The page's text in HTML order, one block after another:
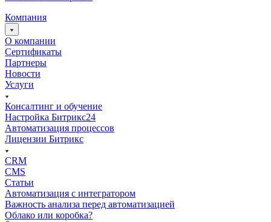
Компания
О компании
Сертификаты
Партнеры
Новости
Услуги
Консалтинг и обучение
Настройка Битрикс24
Автоматизация процессов
Лицензии Битрикс
CRM
CMS
Статьи
Автоматизация с интегратором
Важность анализа перед автоматизацией
Облако или коробка?